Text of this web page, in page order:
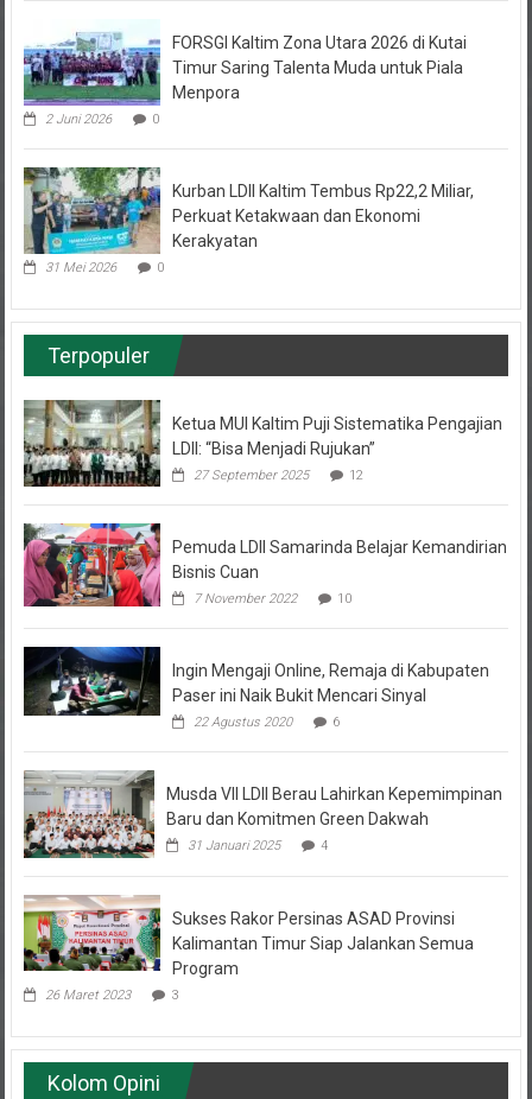
Timur Saring Talenta Muda untuk Piala
Menpora
2 Juni 2026 0
Perkuat Ketakwaan dan Ekonomi
Kerakyatan
31 Mei 2026 0
Terpopuler
LDII: “Bisa Menjadi Rujukan”
27 September 2025 12
Bisnis Cuan
7 November 2022
Paser ini Naik Bukit Mencari Sinyal
22 Agustus 2020 6
Baru dan Komitmen Green Dakwah
31 Januari 2025 4
Kalimantan Timur Siap Jalankan Semua
Program
26 Maret 2023 3
Kolom Opini